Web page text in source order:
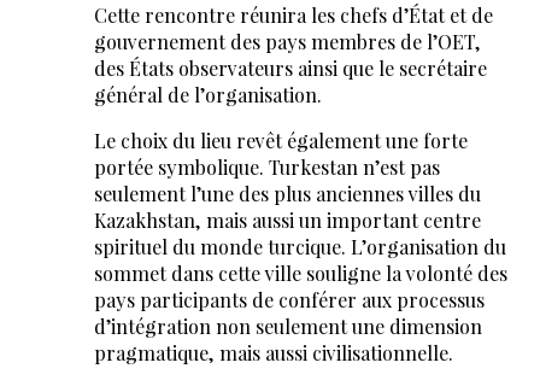
Cette rencontre réunira les chefs d’État et de
gouvernement des pays membres de l’OET,
des États observateurs ainsi que le secrétaire
général de l’organisation.
Le choix du lieu revêt également une forte
portée symbolique. Turkestan n’est pas
seulement l’une des plus anciennes villes du
Kazakhstan, mais aussi un important centre
spirituel du monde turcique. L’organisation du
sommet dans cette ville souligne la volonté des
pays participants de conférer aux processus
d’intégration non seulement une dimension
pragmatique, mais aussi civilisationnelle.